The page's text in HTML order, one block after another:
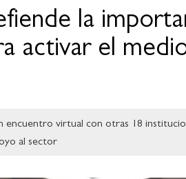
la
activar el
virtual con otras 18
al sector